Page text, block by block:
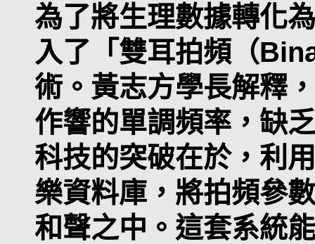
為了將生理數據轉化
入了「雙耳拍頻（
術。黃志方學長解釋
作響的單調頻率，缺
科技的突破在於，利
樂資料庫，將拍頻參
和聲之中。這套系統